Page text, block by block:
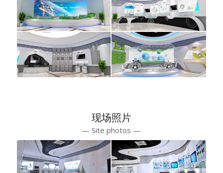
现场照片
— Site photos —